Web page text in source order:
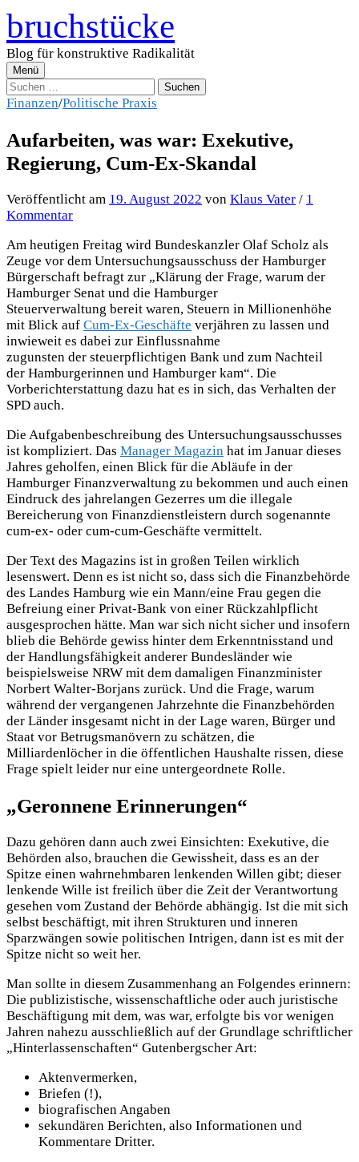
Zum
Inhalt
überspringen
bruchstücke
Blog für konstruktive Radikalität
Menü
Suchen
nach:
Finanzen/Politische Praxis
Aufarbeiten, was war: Exekutive,
Regierung, Cum-Ex-Skandal
Veröffentlicht am 19. August 2022 von Klaus Vater / 1
Kommentar
Am heutigen Freitag wird Bundeskanzler Olaf Scholz als
Zeuge vor dem Untersuchungsausschuss der Hamburger
Bürgerschaft befragt zur „Klärung der Frage, warum der
Hamburger Senat und die Hamburger
Steuerverwaltung bereit waren, Steuern in Millionenhöhe
mit Blick auf Cum-Ex-Geschäfte verjähren zu lassen und
inwieweit es dabei zur Einflussnahme
zugunsten der steuerpflichtigen Bank und zum Nachteil
der Hamburgerinnen und Hamburger kam“. Die
Vorberichterstattung dazu hat es in sich, das Verhalten der
SPD auch.
Die Aufgabenbeschreibung des Untersuchungsausschusses
ist kompliziert. Das Manager Magazin hat im Januar dieses
Jahres geholfen, einen Blick für die Abläufe in der
Hamburger Finanzverwaltung zu bekommen und auch einen
Eindruck des jahrelangen Gezerres um die illegale
Bereicherung von Finanzdienstleistern durch sogenannte
cum-ex- oder cum-cum-Geschäfte vermittelt.
Der Text des Magazins ist in großen Teilen wirklich
lesenswert. Denn es ist nicht so, dass sich die Finanzbehörde
des Landes Hamburg wie ein Mann/eine Frau gegen die
Befreiung einer Privat-Bank von einer Rückzahlpflicht
ausgesprochen hätte. Man war sich nicht sicher und insofern
blieb die Behörde gewiss hinter dem Erkenntnisstand und
der Handlungsfähigkeit anderer Bundesländer wie
beispielsweise NRW mit dem damaligen Finanzminister
Norbert Walter-Borjans zurück. Und die Frage, warum
während der vergangenen Jahrzehnte die Finanzbehörden
der Länder insgesamt nicht in der Lage waren, Bürger und
Staat vor Betrugsmanövern zu schätzen, die
Milliardenlöcher in die öffentlichen Haushalte rissen, diese
Frage spielt leider nur eine untergeordnete Rolle.
„Geronnene Erinnerungen“
Dazu gehören dann auch zwei Einsichten: Exekutive, die
Behörden also, brauchen die Gewissheit, dass es an der
Spitze einen wahrnehmbaren lenkenden Willen gibt; dieser
lenkende Wille ist freilich über die Zeit der Verantwortung
gesehen vom Zustand der Behörde abhängig. Ist die mit sich
selbst beschäftigt, mit ihren Strukturen und inneren
Sparzwängen sowie politischen Intrigen, dann ist es mit der
Spitze nicht so weit her.
Man sollte in diesem Zusammenhang an Folgendes erinnern:
Die publizistische, wissenschaftliche oder auch juristische
Beschäftigung mit dem, was war, erfolgte bis vor wenigen
Jahren nahezu ausschließlich auf der Grundlage schriftlicher
„Hinterlassenschaften“ Gutenbergscher Art:
Aktenvermerken,
Briefen (!),
biografischen Angaben
sekundären Berichten, also Informationen und
Kommentare Dritter.